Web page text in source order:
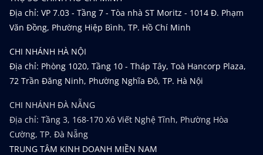
Địa chỉ: VP 7.03 - Tầng 7 - Tòa nhà ST Moritz - 1014 Đ. Phạm
Văn Đồng, Phường Hiệp Bình, TP. Hồ Chí Minh
CHI NHÁNH HÀ NỘI
Địa chỉ: Phòng 1020, Tầng 10 - Tháp Tây, Toà Hancorp Plaza,
72 Trần Đăng Ninh, Phường Nghĩa Đô, TP. Hà Nội
CHI NHÁNH ĐÀ NẴNG
Địa chỉ: Tầng 3, 168-170 Xô Viết Nghệ Tĩnh, Phường Hòa
Cường, TP. Đà Nẵng
TRUNG TÂM KINH DOANH MIỀN NAM